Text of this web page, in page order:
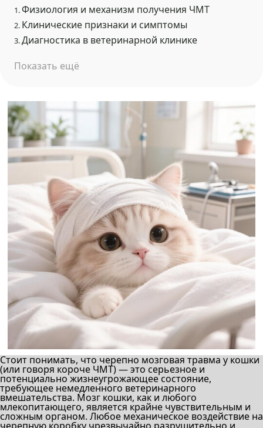
1.Физиология и механизм получения ЧМТ
2. Клинические признаки и симптомы
3.Диагностика в ветеринарной клинике
Показать ещё
Стоит понимать, что черепно мозговая травма у кошки
(или говоря короче ЧМТ) — это серьезное и
потенциально жизнеугрожающее состояние,
требующее немедленного ветеринарного
вмешательства. Мозг кошки, как и любого
млекопитающего, является крайне чувствительным и
сложным органом. Любое механическое воздействие на